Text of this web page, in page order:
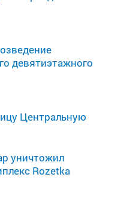
девятиэтажного
Центральную
уничтожил
Rozetka